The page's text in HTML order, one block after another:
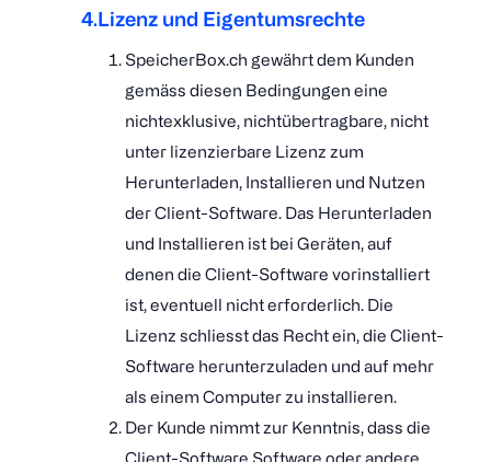
4.Lizenz und Eigentumsrechte
SpeicherBox.ch gewährt dem Kunden
gemäss diesen Bedingungen eine
nichtexklusive, nichtübertragbare, nicht
unter lizenzierbare Lizenz zum
Herunterladen, Installieren und Nutzen
der Client-Software. Das Herunterladen
und Installieren ist bei Geräten, auf
denen die Client-Software vorinstalliert
ist, eventuell nicht erforderlich. Die
Lizenz schliesst das Recht ein, die Client-
Software herunterzuladen und auf mehr
als einem Computer zu installieren.
Der Kunde nimmt zur Kenntnis, dass die
Client-Software Software oder andere